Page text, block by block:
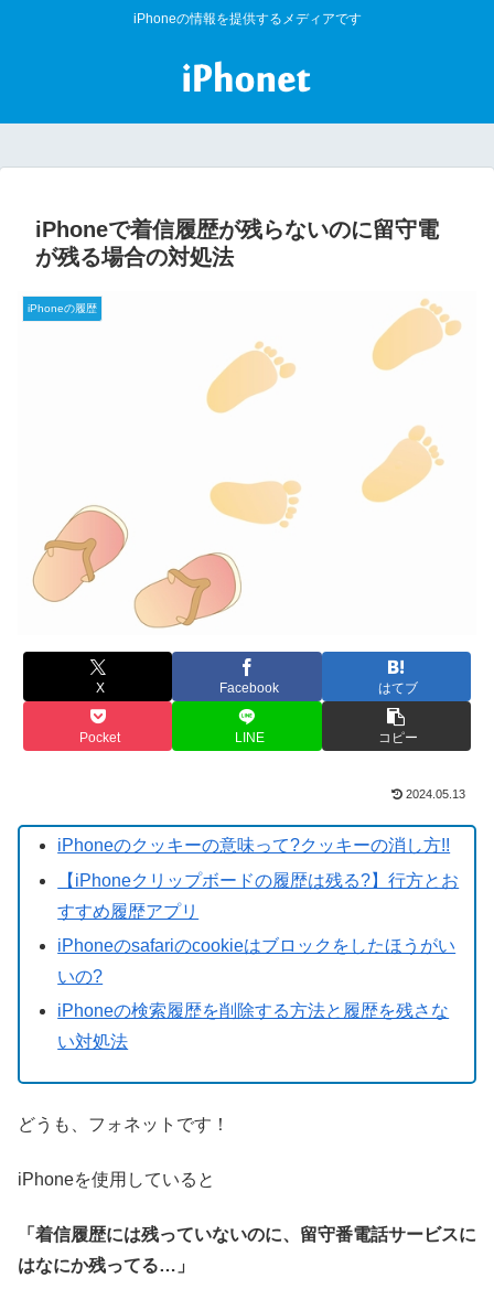
iPhoneの情報を提供するメディアです
iPhoneで着信履歴が残らないのに留守電
が残る場合の対処法
iPhoneの履歴
X Facebook はてブ
Pocket LINE コピー
2024.05.13
iPhoneのクッキーの意味って?クッキーの消し方!!
【iPhoneクリップボードの履歴は残る?】行方とお
すすめ履歴アプリ
iPhoneのsafariのcookieはブロックをしたほうがい
いの?
iPhoneの検索履歴を削除する方法と履歴を残さな
い対処法
どうも、フォネットです！
iPhoneを使用していると
「着信履歴には残っていないのに、留守番電話サービスに
はなにか残ってる…」